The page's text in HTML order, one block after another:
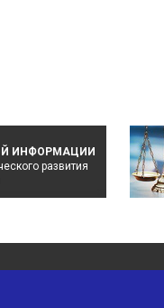
ИНФОРМАЦИИ
развития